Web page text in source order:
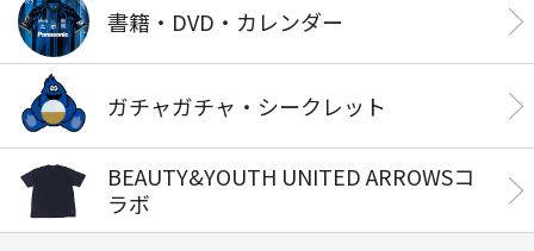
書籍・DVD・カレンダー
ガチャガチャ・シークレット
BEAUTY&YOUTH UNITED ARROWSコ
ラボ